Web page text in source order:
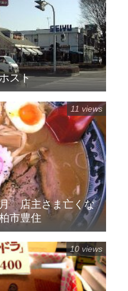
スト
月 店主さま亡くな
市豊住
11 views
10 views